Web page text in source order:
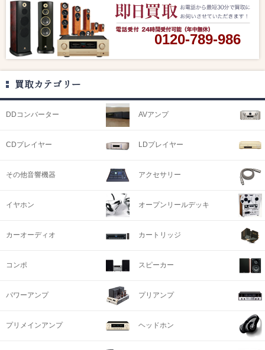
0120-789-986
買取カテゴリー
DDコンバーター AVアンプ
CDプレイヤー LDプレイヤー
その他音響機器 アクセサリー
イヤホン オープンリールデッキ
カーオーディオ カートリッジ
コンポ スピーカー
パワーアンプ プリアンプ
プリメインアンプ ヘッドホン